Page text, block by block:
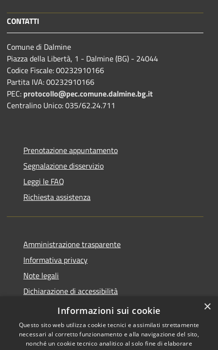
CONTATTI
Comune di Dalmine
Piazza della Libertà, 1 - Dalmine (BG) - 24044
Codice Fiscale: 00232910166
Partita IVA: 00232910166
PEC: protocollo@pec.comune.dalmine.bg.it
Centralino Unico: 035/62.24.711
Prenotazione appuntamento
Segnalazione disservizio
Leggi le FAQ
Richiesta assistenza
Amministrazione trasparente
Informativa privacy
Note legali
Dichiarazione di accessibilità
Piano di miglioramento del sito
×
Informazioni sui cookie
Questo sito web utilizza cookie tecnici e assimilati strettamente
necessari al corretto funzionamento e alla navigazione del sito,
nonché un cookie tecnico analitico al solo fine di elaborare